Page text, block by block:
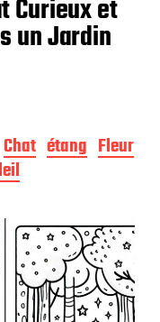
Curieux et
un Jardin
Chat étang Fleur